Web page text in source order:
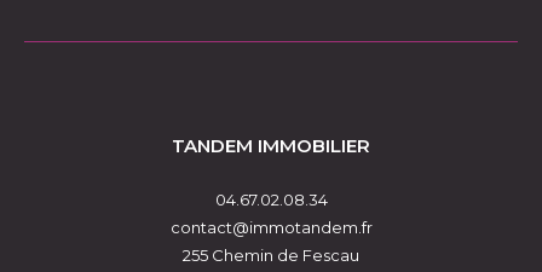
TANDEM IMMOBILIER
04.67.02.08.34
contact@immotandem.fr
255 Chemin de Fescau